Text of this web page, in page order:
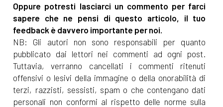
Oppure potresti lasciarci un commento per farci
sapere che ne pensi di questo articolo, il tuo
feedback è davvero importante per noi.
NB: Gli autori non sono responsabili per quanto
pubblicato dai lettori nei commenti ad ogni post.
Tuttavia, verranno cancellati i commenti ritenuti
offensivi o lesivi della immagine o della onorabilità di
terzi, razzisti, sessisti, spam o che contengano dati
personali non conformi al rispetto delle norme sulla